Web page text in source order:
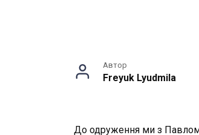
Автор
Freyuk Lyudmila
До одруження ми з Павлом